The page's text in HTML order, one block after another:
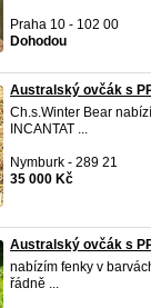
Praha 10 - 102 00
Dohodou
Australský ovčák s
Ch.s.Winter Bear
INCANTAT ...
Nymburk - 289 21
35 000 Kč
Australský ovčák s
nabízím fenky v
řádně ...